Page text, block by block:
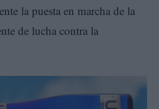
la puesta en marcha de la
de lucha contra la